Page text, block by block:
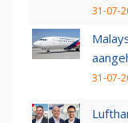
31-07-
31-07-